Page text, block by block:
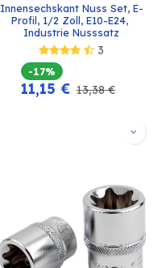
Innensechskant Nuss Set, E-
Profil, 1/2 Zoll, E10-E24,
Industrie Nusssatz
3
-17%
11,15 € 13,38€